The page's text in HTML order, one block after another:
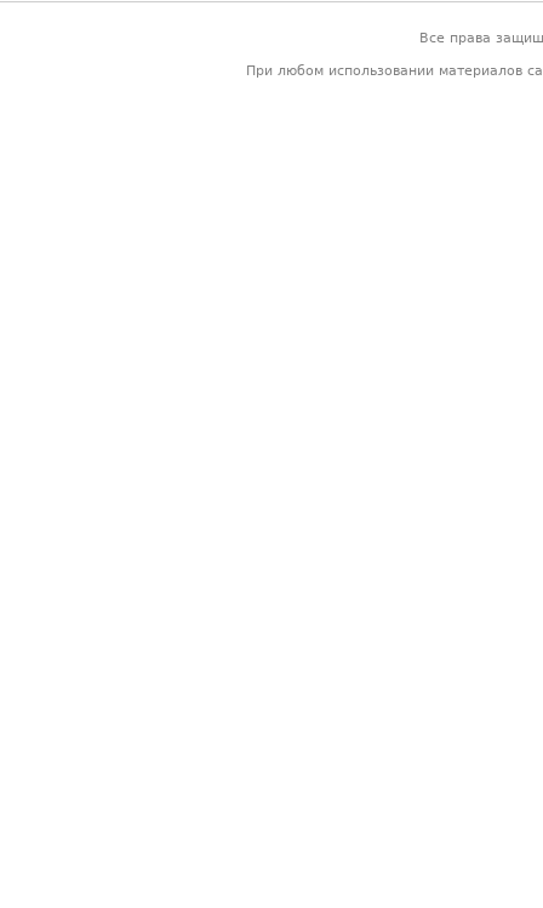
Все права
При любом использовании материалов